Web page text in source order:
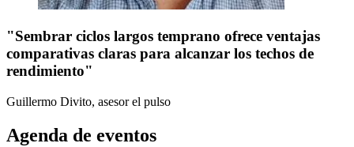
"Sembrar ciclos largos temprano ofrece ventajas
comparativas claras para alcanzar los techos de
rendimiento"
Guillermo Divito, asesor el pulso
Agenda de eventos